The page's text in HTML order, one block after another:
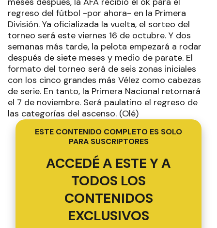
regreso del fútbol -por ahora- en la Primera
División. Ya oficializada la vuelta, el sorteo del
torneo será este viernes 16 de octubre. Y dos
semanas más tarde, la pelota empezará a rodar
después de siete meses y medio de parate. El
formato del torneo será de seis zonas iniciales
con los cinco grandes más Vélez como cabezas
de serie. En tanto, la Primera Nacional retornará
el 7 de noviembre. Será paulatino el regreso de
las categorías del ascenso. (Olé)
ESTE CONTENIDO COMPLETO ES SOLO
PARA SUSCRIPTORES
ACCEDÉ A ESTE Y A
TODOS LOS
CONTENIDOS
EXCLUSIVOS